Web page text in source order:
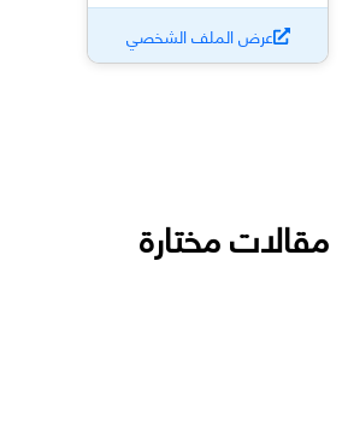
عرض الملف الشخصي
مقالات مختارة